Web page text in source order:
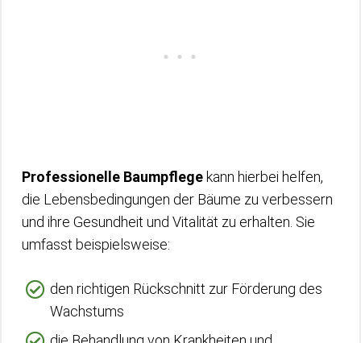
Professionelle Baumpflege kann hierbei helfen,
die Lebensbedingungen der Bäume zu verbessern
und ihre Gesundheit und Vitalität zu erhalten. Sie
umfasst beispielsweise:
den richtigen Rückschnitt zur Förderung des
Wachstums